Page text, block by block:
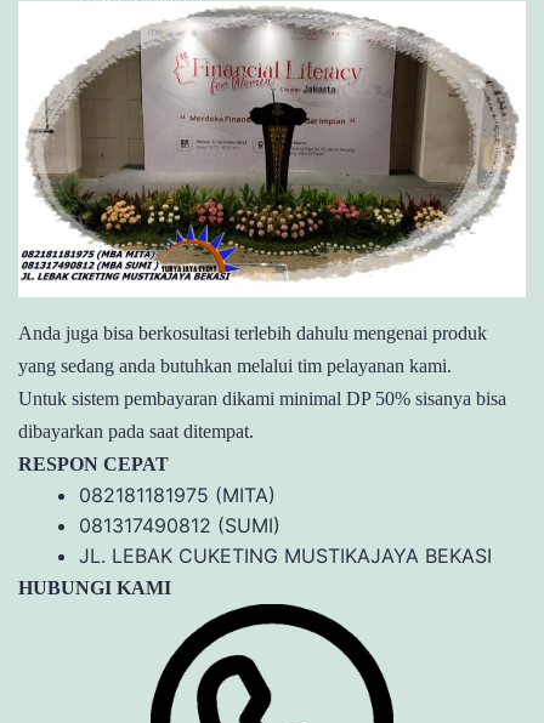
Anda juga bisa berkosultasi terlebih dahulu mengenai produk
yang sedang anda butuhkan melalui tim pelayanan kami.
Untuk sistem pembayaran dikami minimal DP 50% sisanya bisa
dibayarkan pada saat ditempat.
RESPON CEPAT
082181181975 (MITA)
081317490812 (SUMI)
JL. LEBAK CUKETING MUSTIKAJAYA BEKASI
HUBUNGI KAMI